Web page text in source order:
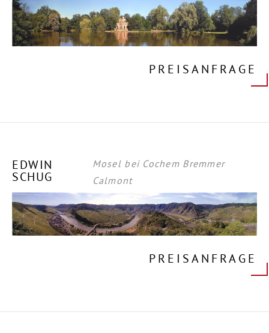
PREISANFRAGE
EDWIN
SCHUG
Mosel bei Cochem Bremmer
Calmont
PREISANFRAGE